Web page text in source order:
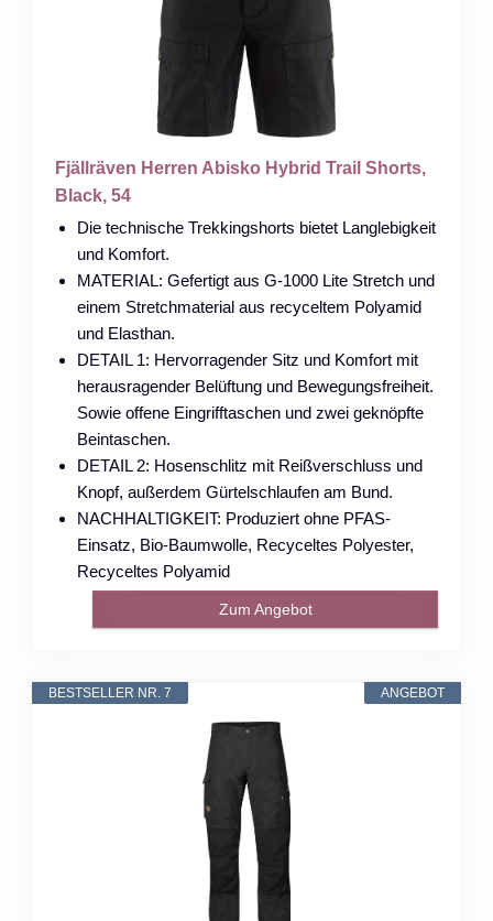
Fjällräven Herren Abisko Hybrid Trail Shorts,
Black, 54
Die technische Trekkingshorts bietet Langlebigkeit
und Komfort.
MATERIAL: Gefertigt aus G-1000 Lite Stretch und
einem Stretchmaterial aus recyceltem Polyamid
und Elasthan.
DETAIL 1: Hervorragender Sitz und Komfort mit
herausragender Belüftung und Bewegungsfreiheit.
Sowie offene Eingrifftaschen und zwei geknöpfte
Beintaschen.
DETAIL 2: Hosenschlitz mit Reißverschluss und
Knopf, außerdem Gürtelschlaufen am Bund.
NACHHALTIGKEIT: Produziert ohne PFAS-
Einsatz, Bio-Baumwolle, Recyceltes Polyester,
Recyceltes Polyamid
Zum Angebot
ANGEBOT
BESTSELLER NR. 7